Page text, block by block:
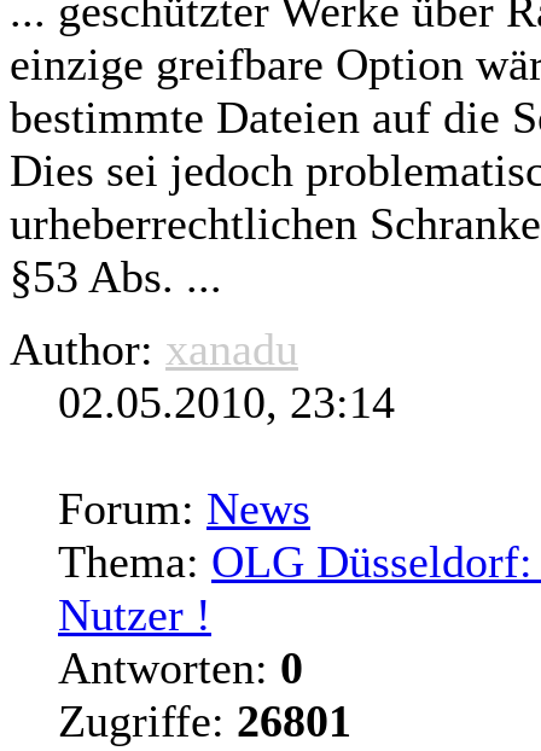
... geschützter Werke über
einzige greifbare Option
bestimmte Dateien auf die
Dies sei jedoch
urheberrechtlichen
§53 Abs. ...
Author: xanadu
02.05.2010, 23:14
Forum: News
Thema: OLG
Nutzer !
Antworten: 0
Zugriffe: 26801